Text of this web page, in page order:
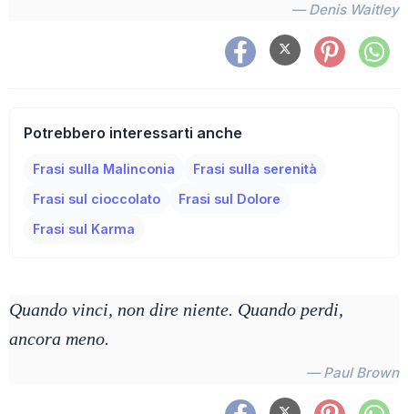
— Denis Waitley
Potrebbero interessarti anche
Frasi sulla Malinconia
Frasi sulla serenità
Frasi sul cioccolato
Frasi sul Dolore
Frasi sul Karma
Quando vinci, non dire niente. Quando perdi,
ancora meno.
— Paul Brown